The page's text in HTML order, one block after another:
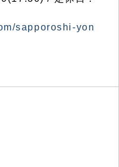
sapporoshi-yon